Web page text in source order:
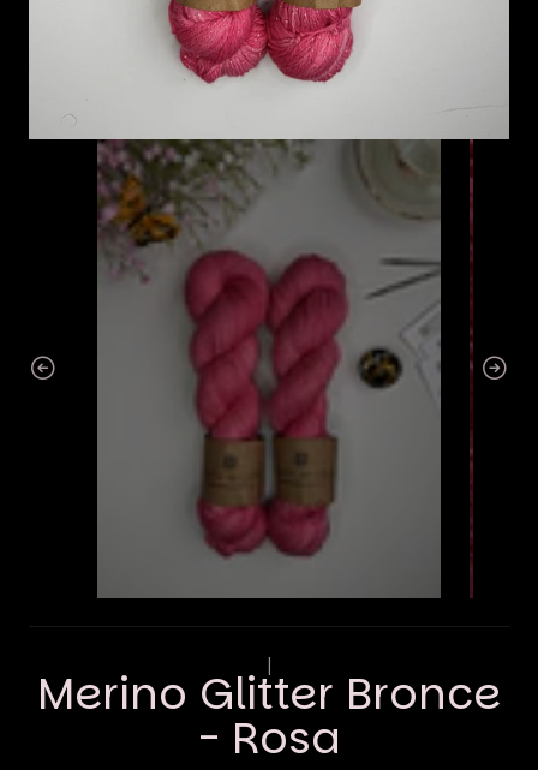
|
Merino Glitter Bronce
- Rosa